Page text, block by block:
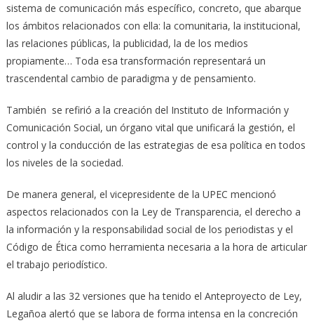
sistema de comunicación más específico, concreto, que abarque
los ámbitos relacionados con ella: la comunitaria, la institucional,
las relaciones públicas, la publicidad, la de los medios
propiamente… Toda esa transformación representará un
trascendental cambio de paradigma y de pensamiento.
También se refirió a la creación del Instituto de Información y
Comunicación Social, un órgano vital que unificará la gestión, el
control y la conducción de las estrategias de esa política en todos
los niveles de la sociedad.
De manera general, el vicepresidente de la UPEC mencionó
aspectos relacionados con la Ley de Transparencia, el derecho a
la información y la responsabilidad social de los periodistas y el
Código de Ética como herramienta necesaria a la hora de articular
el trabajo periodístico.
Al aludir a las 32 versiones que ha tenido el Anteproyecto de Ley,
Legañoa alertó que se labora de forma intensa en la concreción